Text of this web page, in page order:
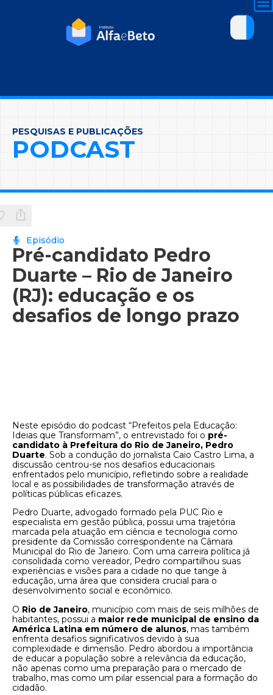
PESQUISAS E PUBLICAÇÕES
PODCAST
Episódio
Pré-candidato Pedro
Duarte – Rio de Janeiro
(RJ): educação e os
desafios de longo prazo
Neste episódio do podcast “Prefeitos pela Educação:
Ideias que Transformam”, o entrevistado foi o pré-
candidato à Prefeitura do Rio de Janeiro, Pedro
Duarte. Sob a condução do jornalista Caio Castro Lima, a
discussão centrou-se nos desafios educacionais
enfrentados pelo município, refletindo sobre a realidade
local e as possibilidades de transformação através de
políticas públicas eficazes.
Pedro Duarte, advogado formado pela PUC Rio e
especialista em gestão pública, possui uma trajetória
marcada pela atuação em ciência e tecnologia como
presidente da Comissão correspondente na Câmara
Municipal do Rio de Janeiro. Com uma carreira política já
consolidada como vereador, Pedro compartilhou suas
experiências e visões para a cidade no que tange à
educação, uma área que considera crucial para o
desenvolvimento social e econômico.
O Rio de Janeiro, município com mais de seis milhões de
habitantes, possui a maior rede municipal de ensino da
América Latina em número de alunos, mas também
enfrenta desafios significativos devido à sua
complexidade e dimensão. Pedro abordou a importância
de educar a população sobre a relevância da educação,
não apenas como uma preparação para o mercado de
trabalho, mas como um pilar essencial para a formação do
cidadão.